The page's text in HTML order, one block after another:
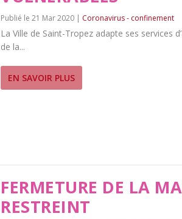
21 Mar 2020 | Coronavirus - confinement
La Ville de Saint-Tropez adapte ses services
de la...
EN SAVOIR PLUS
FERMETURE DE LA
RESTREINT